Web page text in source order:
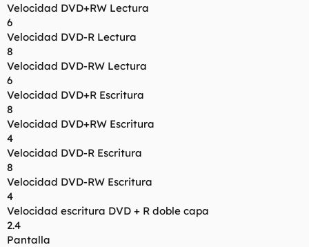
Velocidad DVD+RW Lectura
6
Velocidad DVD-R Lectura
8
Velocidad DVD-RW Lectura
6
Velocidad DVD+R Escritura
8
Velocidad DVD+RW Escritura
4
Velocidad DVD-R Escritura
8
Velocidad DVD-RW Escritura
4
Velocidad escritura DVD + R doble capa
2.4
Pantalla